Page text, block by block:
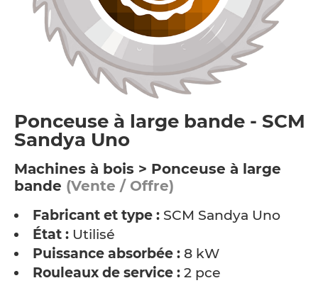
Ponceuse à large bande - SCM
Sandya Uno
Machines à bois > Ponceuse à large
bande (Vente / Offre)
Fabricant et type : SCM Sandya Uno
État : Utilisé
Puissance absorbée : 8 kW
Rouleaux de service : 2 pce